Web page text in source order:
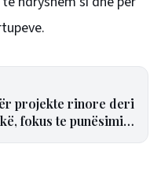
projekte rinore deri
fokus te punësimi